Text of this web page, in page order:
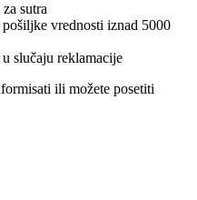
sutra
vrednosti iznad 5000
slučaju reklamacije
ili možete posetiti